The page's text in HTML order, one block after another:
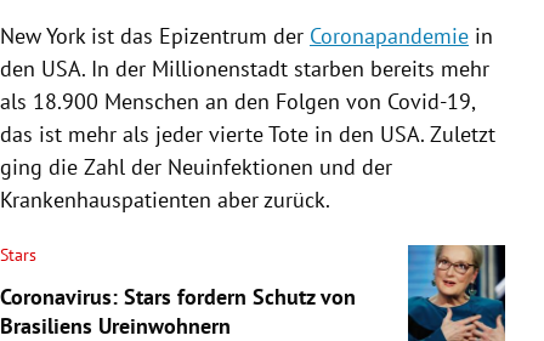
New Yorkist das Epizentrum der Coronapandemie in
den USA. In der Millionenstadt starben bereits mehr
als 18.900 Menschen an den Folgen von Covid-19,
das ist mehr als jeder vierte Tote in den USA. Zuletzt
ging die Zahl der Neuinfektionen und der
Krankenhauspatienten aber zurück.
Stars
Coronavirus: Stars fordern Schutz von
Brasiliens Ureinwohnern